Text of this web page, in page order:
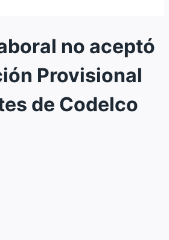
no aceptó
Provisional
de Codelco